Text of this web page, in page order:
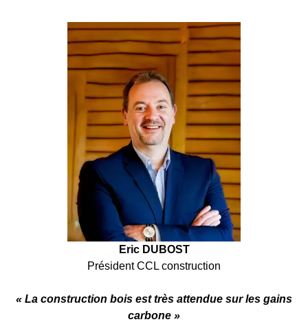
Eric DUBOST
Président CCL construction
« La construction bois est très attendue sur les gains
carbone »